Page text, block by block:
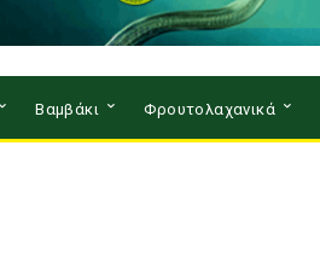
Βαμβάκι Φρουτολαχανικά